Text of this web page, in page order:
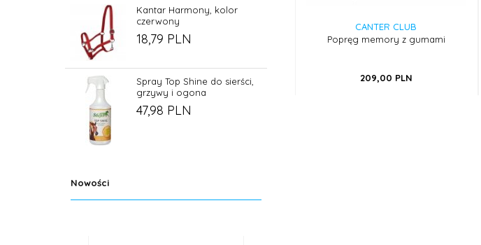
Kantar Harmony, kolor
czerwony
18,79 PLN
Spray Top Shine do sierści,
grzywy i ogona
47,98 PLN
Nowości
CANTER CLUB
Popręg memory z gumami
209,00 PLN